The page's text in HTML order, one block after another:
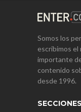
Somos los
escribimos el
importante
contenido
desde 1996.